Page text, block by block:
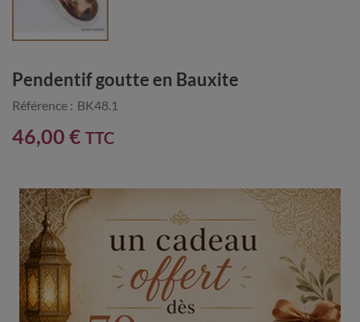
Pendentif goutte en Bauxite
Référence : BK48.1
46,00 € TTC